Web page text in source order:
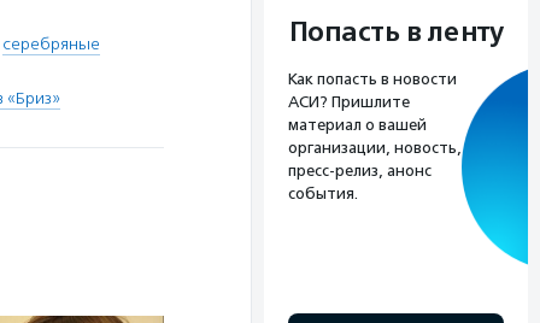
серебряные
«Бриз»
Попасть в ленту
Как попасть в новости
АСИ? Пришлите
материал о вашей
организации, новость,
пресс-релиз, анонс
события.